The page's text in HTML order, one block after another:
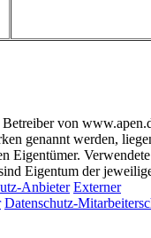
Betreiber von
genannt werden,
Eigentümer.
Eigentum der
Anbieter Externer
Datenschutz-